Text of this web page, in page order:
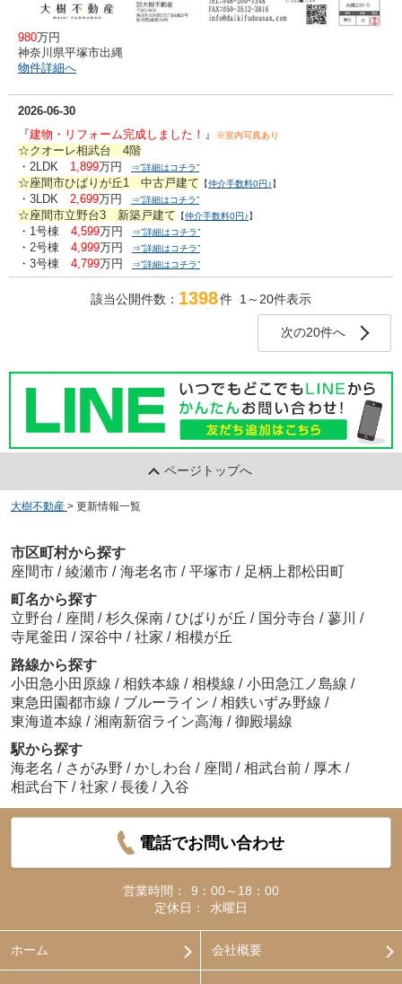
980万円
神奈川県平塚市出縄
物件詳細へ
2026-06-30
『建物・リフォーム完成しました！ 』 ※室内写真あり
☆クオーレ相武台 4階
・2LDK 1,899万円 ⇒”詳細はコチラ”
☆座間市ひばりが丘1 中古戸建て 【仲介手数料0円♪】
・3LDK 2,699万円 ⇒”詳細はコチラ”
☆座間市立野台3 新築戸建て 【仲介手数料0円♪】
・1号棟 4,599万円 ⇒”詳細はコチラ”
・2号棟 4,999万円 ⇒”詳細はコチラ”
・3号棟 4,799万円 ⇒”詳細はコチラ”
該当公開件数： 1398件 1～20件表示
次の20件へ
ページトップへ
大樹不動産 > 更新情報一覧
市区町村から探す
座間市 / 綾瀬市 / 海老名市 / 平塚市 / 足柄上郡松田町
町名から探す
立野台 / 座間 / 杉久保南 / ひばりが丘 / 国分寺台 / 蓼川 /
寺尾釜田 / 深谷中 / 社家 / 相模が丘
路線から探す
小田急小田原線 / 相鉄本線 / 相模線 / 小田急江ノ島線 /
東急田園都市線 / ブルーライン / 相鉄いずみ野線 /
東海道本線 / 湘南新宿ライン高海 / 御殿場線
駅から探す
海老名 / さがみ野 / かしわ台 / 座間 / 相武台前 / 厚木 /
相武台下 / 社家 / 長後 / 入谷
電話でお問い合わせ
営業時間：
9：00～18：00
定休日：
水曜日
ホーム 会社概要